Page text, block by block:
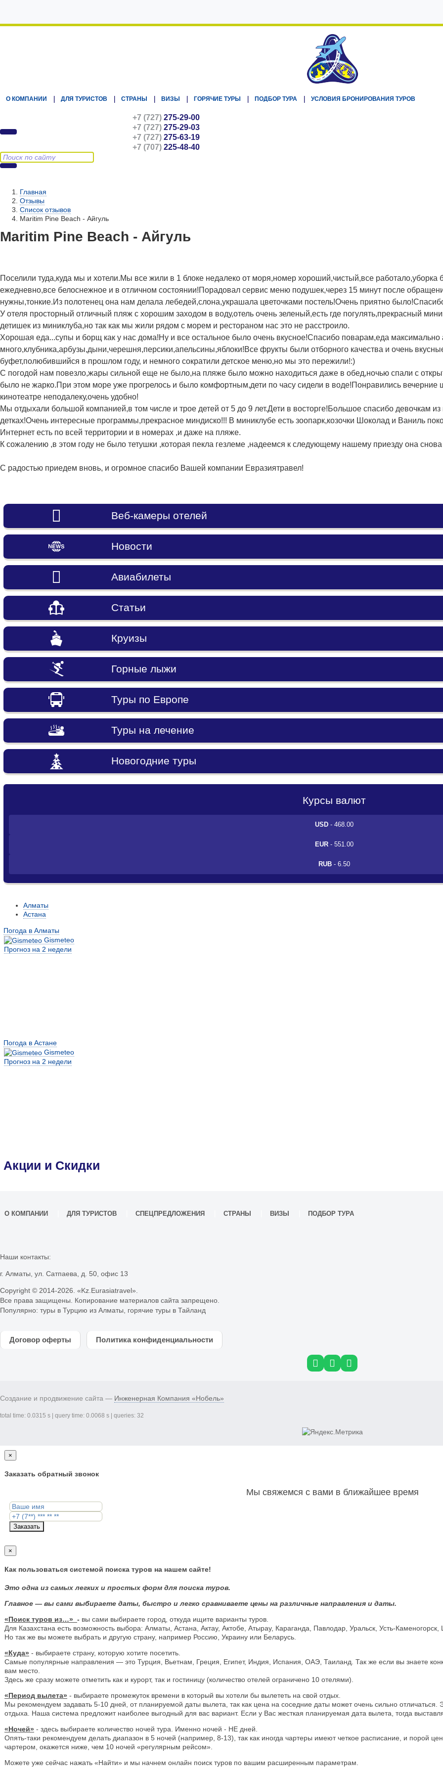
О КОМПАНИИ ДЛЯ ТУРИСТОВ СТРАНЫ ВИЗЫ ГОРЯЧИЕ ТУРЫ ПОДБОР ТУРА УСЛОВИЯ БРОНИРОВАНИЯ ТУРОВ
+7 (727) 275-29-00
+7 (727) 275-29-03
+7 (727) 275-63-19
+7 (707) 225-48-40
Главная
Отзывы
Список отзывов
Maritim Pine Beach - Айгуль
Maritim Pine Beach - Айгуль
Поселили туда,куда мы и хотели.Мы все жили в 1 блоке недалеко от моря,номер хороший,чистый,все работало,уборка
ежедневно,все белоснежное и в отличном состоянии!Порадовал сервис меню подушек,через 15 минут после
нужны,тонкие.Из полотенец она нам делала лебедей,слона,украшала цветочками постель!Очень приятно
У отеля просторный отличный пляж с хорошим заходом в воду,отель очень зеленый,есть где погулять,прекрасный
детишек из миниклуба,но так как мы жили рядом с морем и рестораном нас это не расстроило.
Хорошая еда...супы и борщ как у нас дома!Ну и все остальное было очень вкусное!Спасибо поварам,еда
много,клубника,арбузы,дыни,черешня,персики,апельсины,яблоки!Все фрукты были отборного качества и очень
буфет,полюбившийся в прошлом году, и немного сократили детское меню,но мы это пережили!:)
С погодой нам повезло,жары сильной еще не было,на пляже было можно находиться даже в обед,ночью спали с
было не жарко.При этом море уже прогрелось и было комфортным,дети по часу сидели в воде!Понравились вечерние
кинотеатре неподалеку,очень удобно!
Мы отдыхали большой компанией,в том числе и трое детей от 5 до 9 лет.Дети в восторге!Большое спасибо девочкам
детках!Очень интересные программы,прекрасное миндиско!!! В миниклубе есть зоопарк,козочки Шоколад и Ваниль
Интернет есть по всей территории и в номерах ,и даже на пляже.
К сожалению ,в этом году не было тетушки ,которая пекла гезлеме ,надеемся к следующему нашему приезду она снова
С радостью приедем вновь, и огромное спасибо Вашей компании Евразиятравел!
Веб-камеры отелей
Новости
Авиабилеты
Статьи
Круизы
Горные лыжи
Туры по Европе
Туры на лечение
Новогодние туры
Курсы валют
USD- 468.00
EUR- 551.00
RUB- 6.50
Алматы
Астана
Погода в Алматы
Gismeteo
Прогноз на 2 недели
Погода в Астане
Gismeteo
Прогноз на 2 недели
Акции и Скидки
О КОМПАНИИ ДЛЯ ТУРИСТОВ СПЕЦПРЕДЛОЖЕНИЯ СТРАНЫ ВИЗЫ ПОДБОР ТУРА
Наши контакты:
г. Алматы, ул. Сатпаева, д. 50, офис 13
Copyright © 2014-2026. «Kz.Eurasiatravel».
Все права защищены. Копирование материалов сайта запрещено.
Популярно: туры в Турцию из Алматы горячие туры в Тайланд
Договор оферты Политика конфиденциальности
Создание и продвижение сайта — Инженерная Компания «Нобель»
total time: 0.0315 s | query time: 0.0068 s | queries: 32
×
Заказать обратный звонок
Мы свяжемся с вами в ближайшее время
Заказать
×
Как пользоваться системой поиска туров на нашем сайте!
Это одна из самых легких и простых форм для поиска туров.
Главное — вы сами выбираете даты, быстро и легко сравниваете цены на различные направления и даты.
«Поиск туров из…» - вы сами выбираете город, откуда ищите варианты туров.
Для Казахстана есть возможность выбора: Алматы, Астана, Актау, Актобе, Атырау, Караганда, Павлодар, Уральск, Усть-
Но так же вы можете выбрать и другую страну, например Россию, Украину или Беларусь.
«Куда» - выбираете страну, которую хотите посетить.
Самые популярные направления — это Турция, Вьетнам, Греция, Египет, Индия, Испания, ОАЭ, Таиланд. Так же если вы знаете
вам место.
Здесь же сразу можете отметить как и курорт, так и гостиницу (количество отелей ограничено 10 отелями).
«Период вылета» - выбираете промежуток времени в который вы хотели бы вылететь на свой отдых.
Мы рекомендуем задавать 5-10 дней, от планируемой даты вылета, так как цена на соседние даты может очень сильно отличаться.
отдыха. Наша система предложит наиболее выгодный для вас вариант. Если у Вас жесткая планируемая дата вылета, тогда
«Ночей» - здесь выбираете количество ночей тура. Именно ночей - НЕ дней.
Опять-таки рекомендуем делать диапазон в 5 ночей (например, 8-13), так как иногда чартеры имеют четкое расписание, и порой
чартером, окажется ниже, чем 10 ночей «регулярным рейсом».
Можете уже сейчас нажать «Найти» и мы начнем онлайн поиск туров по вашим расширенным параметрам.